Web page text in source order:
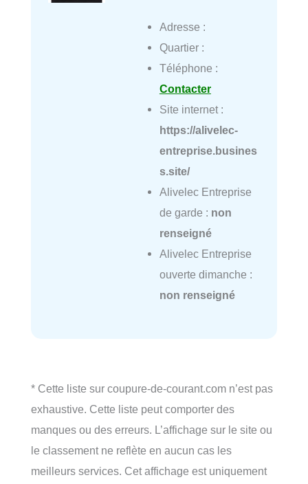
Adresse :
Quartier :
Téléphone :
Contacter
Site internet :
https://alivelec-
entreprise.busines
s.site/
Alivelec Entreprise
de garde : non
renseigné
Alivelec Entreprise
ouverte dimanche :
non renseigné
* Cette liste sur coupure-de-courant.com n’est pas
exhaustive. Cette liste peut comporter des
manques ou des erreurs. L’affichage sur le site ou
le classement ne reflète en aucun cas les
meilleurs services. Cet affichage est uniquement